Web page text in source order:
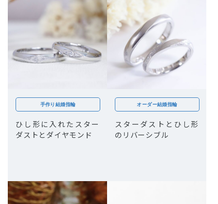
手作り結婚指輪
ひし形に入れたスター
ダストとダイヤモンド
オーダー結婚指輪
スターダストとひし形
のリバーシブル